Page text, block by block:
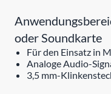
oder Soundkarte
Für den Einsatz in
Analoge Audio-
3,5 mm-